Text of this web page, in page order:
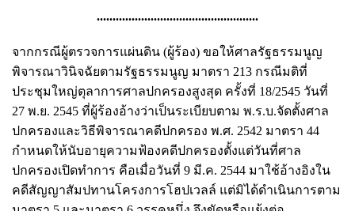
...................................................
จากกรณีผู้ตรวจการแผ่นดิน (ผู้ร้อง) ขอให้ศาลรัฐธรรมนูญ
พิจารณาวินิจฉัยตามรัฐธรรมนูญ มาตรา 213 กรณีมติที่
ประชุมใหญ่ตุลาการศาลปกครองสูงสุด ครั้งที่ 18/2545 วันที่
27 พ.ย. 2545 ที่ผู้ร้องอ้างว่าเป็นระเบียบตาม พ.ร.บ.จัดตั้งศาล
ปกครองและวิธีพิจารณาคดีปกครอง พ.ศ. 2542 มาตรา 44
กำหนดให้นับอายุความฟ้องคดีปกครองตั้งแต่วันที่ศาล
ปกครองเปิดทำการ คือเมื่อวันที่ 9 มี.ค. 2544 มาใช้อ้างอิงใน
คดีสัญญาสัมปทานโครงการโฮปเวลล์ แต่มิได้ดำเนินการตาม